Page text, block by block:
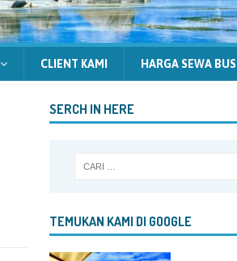
CLIENT KAMI HARGA SEWA BUS
SERCH IN HERE
TEMUKAN KAMI DI GOOGLE